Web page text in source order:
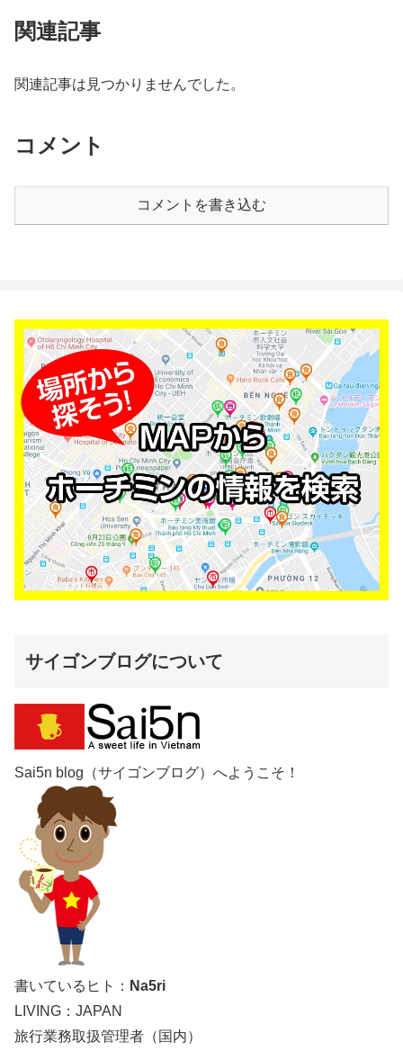
関連記事
関連記事は見つかりませんでした。
コメント
コメントを書き込む
サイゴンブログについて
Sai5n blog（サイゴンブログ）へようこそ！
書いているヒト： Na5ri
LIVING：JAPAN
旅行業務取扱管理者（国内）